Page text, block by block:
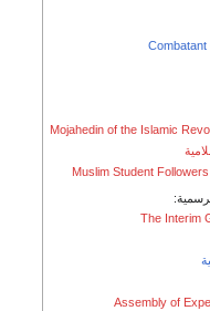
Combatant
Mojahedin of the Islamic
Muslim Student
The Interim
Assembly of